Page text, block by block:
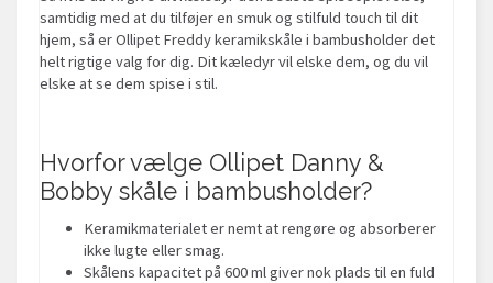
samtidig med at du tilføjer en smuk og stilfuld touch til dit
hjem, så er Ollipet Freddy keramikskåle i bambusholder det
helt rigtige valg for dig. Dit kæledyr vil elske dem, og du vil
elske at se dem spise i stil.
Hvorfor vælge Ollipet Danny &
Bobby skåle i bambusholder?
Keramikmaterialet er nemt at rengøre og absorberer
ikke lugte eller smag.
Skålens kapacitet på 600 ml giver nok plads til en fuld